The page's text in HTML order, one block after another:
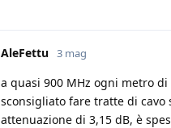
AleFettu 3 mag
a quasi 900 MHz ogni metro
sconsigliato fare tratte di cavo
attenuazione di 3,15 dB, è